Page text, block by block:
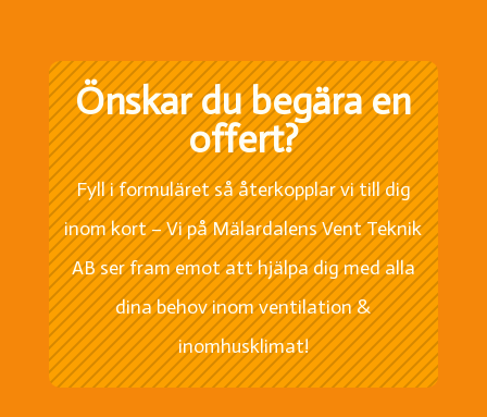
Önskar du begära en
offert?
Fyll i formuläret så återkopplar vi till dig
inom kort – Vi på Mälardalens Vent Teknik
AB ser fram emot att hjälpa dig med alla
dina behov inom ventilation &
inomhusklimat!